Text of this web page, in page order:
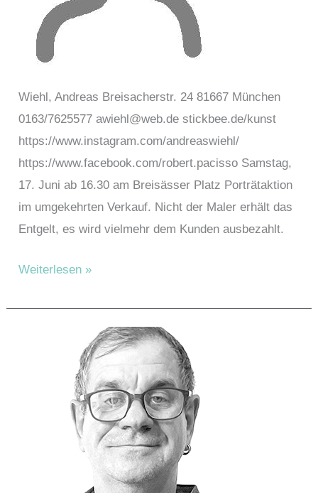
Wiehl, Andreas Breisacherstr. 24 81667 München
0163/7625577 awiehl@web.de stickbee.de/kunst
https://www.instagram.com/andreaswiehl/
https://www.facebook.com/robert.pacisso Samstag,
17. Juni ab 16.30 am Breisässer Platz Porträtaktion
im umgekehrten Verkauf. Nicht der Maler erhält das
Entgelt, es wird vielmehr dem Kunden ausbezahlt.
Wiehl,
Weiterlesen »